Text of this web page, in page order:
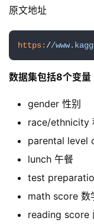
原文地址
https: //
数据集包括8个变量
gender 性别
race/ethnicity
parental level
lunch 午餐
test
math score 数
reading score